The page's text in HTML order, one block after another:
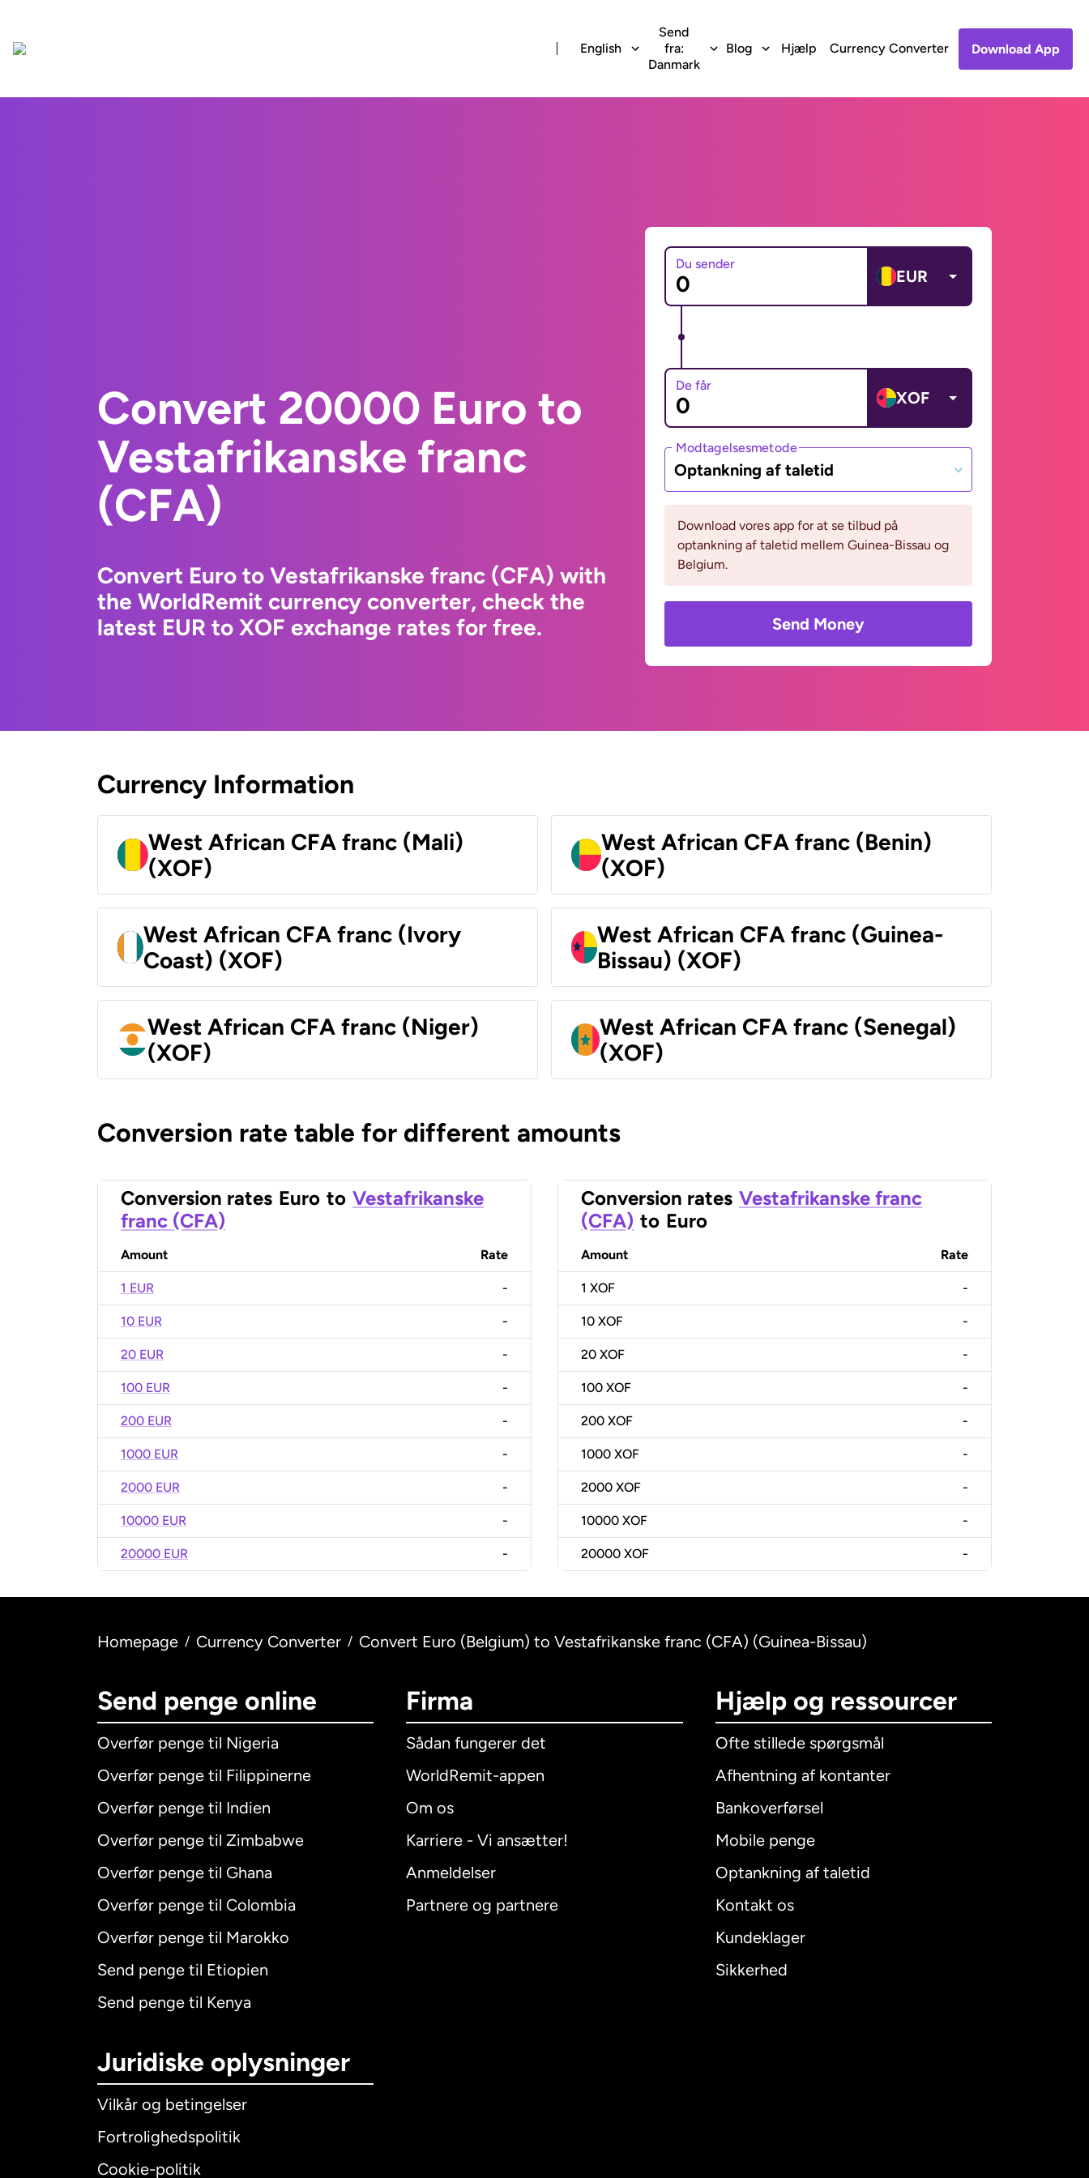
English
Send
fra:
Danmark
Blog Hjælp Currency Converter Download App
Convert 20000 Euro to
Vestafrikanske franc
(CFA)
Convert Euro to Vestafrikanske franc (CFA) with
the WorldRemit currency converter, check the
latest EUR to XOF exchange rates for free.
Du sender
EUR
De får
XOF
Modtagelsesmetode
Optankning af taletid
Download vores app for at se tilbud på
optankning af taletid mellem Guinea-Bissau og
Belgium.
Send Money
Currency Information
West African CFA franc (Mali)
(XOF)
West African CFA franc (Benin)
(XOF)
West African CFA franc (Ivory
Coast) (XOF)
West African CFA franc (Guinea-
Bissau) (XOF)
West African CFA franc (Niger)
(XOF)
West African CFA franc (Senegal)
(XOF)
Conversion rate table for different amounts
Conversion rates Euro to Vestafrikanske
franc (CFA)
Amount Rate
1 EUR -
10 EUR -
20 EUR -
100 EUR -
200 EUR -
1000 EUR -
2000 EUR -
10000 EUR -
20000 EUR -
Conversion rates Vestafrikanske franc
(CFA) to Euro
Amount Rate
1 XOF -
10 XOF -
20 XOF -
100 XOF -
200 XOF -
1000 XOF -
2000 XOF -
10000 XOF -
20000 XOF -
Homepage / Currency Converter / Convert Euro (Belgium) to Vestafrikanske franc (CFA) (Guinea-Bissau)
Send penge online
Overfør penge til Nigeria
Overfør penge til Filippinerne
Overfør penge til Indien
Overfør penge til Zimbabwe
Overfør penge til Ghana
Overfør penge til Colombia
Overfør penge til Marokko
Send penge til Etiopien
Send penge til Kenya
Firma
Sådan fungerer det
WorldRemit-appen
Om os
Karriere - Vi ansætter!
Anmeldelser
Partnere og partnere
Hjælp og ressourcer
Ofte stillede spørgsmål
Afhentning af kontanter
Bankoverførsel
Mobile penge
Optankning af taletid
Kontakt os
Kundeklager
Sikkerhed
Juridiske oplysninger
Vilkår og betingelser
Fortrolighedspolitik
Cookie-politik